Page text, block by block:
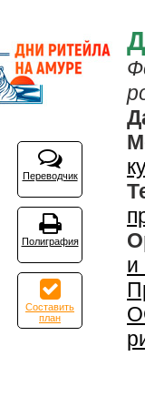
Переводчик
Полиграфия
Составить
план